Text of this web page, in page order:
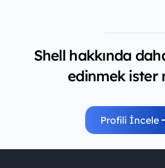
Shell hakkında
edinmek ister
Profili İncele